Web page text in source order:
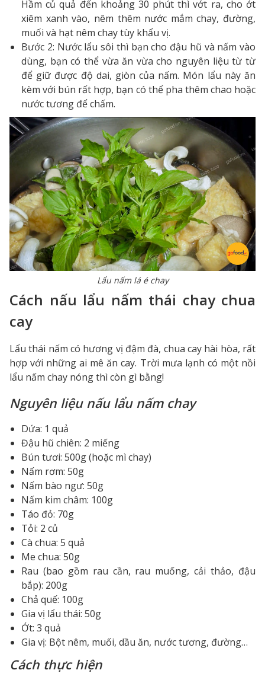
Hầm củ quả đến khoảng 30 phút thì vớt ra, cho ớt
xiêm xanh vào, nêm thêm nước mắm chay, đường,
muối và hạt nêm chay tùy khẩu vị.
Bước 2: Nước lẩu sôi thì bạn cho đậu hũ và nấm vào
dùng, bạn có thể vừa ăn vừa cho nguyên liệu từ từ
để giữ được độ dai, giòn của nấm. Món lẩu này ăn
kèm với bún rất hợp, bạn có thể pha thêm chao hoặc
nước tương để chấm.
Lẩu nấm lá é chay
Cách nấu lẩu nấm thái chay chua
cay
Lẩu thái nấm có hương vị đậm đà, chua cay hài hòa, rất
hợp với những ai mê ăn cay. Trời mưa lạnh có một nồi
lẩu nấm chay nóng thì còn gì bằng!
Nguyên liệu nấu lẩu nấm chay
Dứa: 1 quả
Đậu hũ chiên: 2 miếng
Bún tươi: 500g (hoặc mì chay)
Nấm rơm: 50g
Nấm bào ngư: 50g
Nấm kim châm: 100g
Táo đỏ: 70g
Tỏi: 2 củ
Cà chua: 5 quả
Me chua: 50g
Rau (bao gồm rau cần, rau muống, cải thảo, đậu
bắp): 200g
Chả quế: 100g
Gia vị lẩu thái: 50g
Ớt: 3 quả
Gia vị: Bột nêm, muối, dầu ăn, nước tương, đường…
Cách thực hiện